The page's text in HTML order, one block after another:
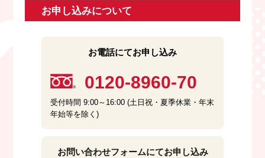
お申し込みについて
お電話にてお申し込み
0120-8960-70
受付時間 9:00～16:00 (土日祝・夏季休業・年末
年始等を除く)
お問い合わせフォームにてお申し込み